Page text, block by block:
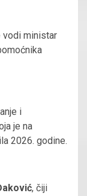
vodi ministar
i
je na
2026. godine.
, čiji